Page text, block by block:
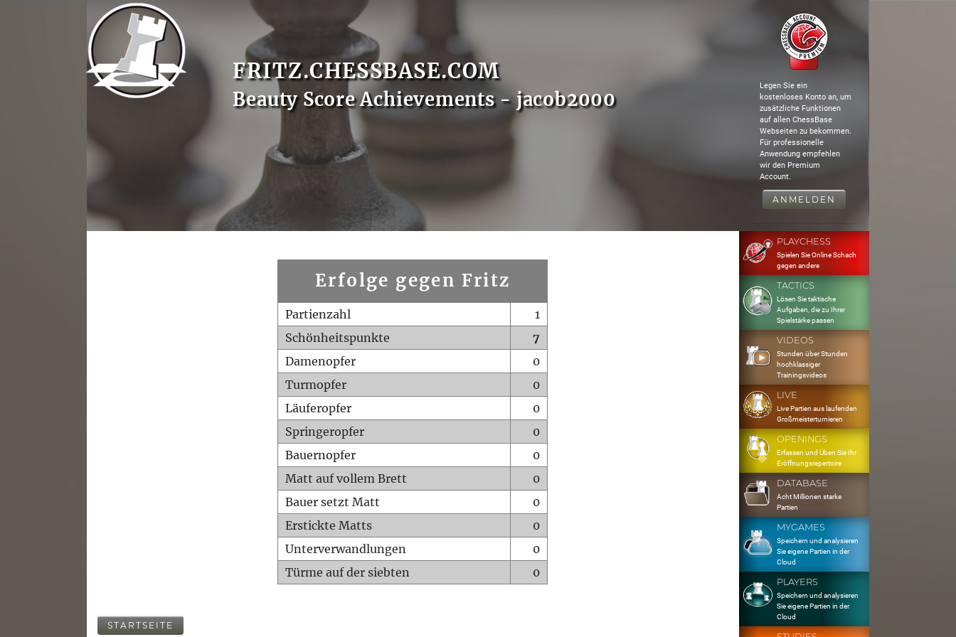
FRITZ.CHESSBASE.COM
Beauty Score Achievements - jacob2000
Legen Sie ein
kostenloses Konto an, um
zusätzliche Funktionen
auf allen ChessBase
Webseiten zu bekommen.
Für professionelle
Anwendung empfehlen
wir den Premium
Account.
ANMELDEN
Erfolge gegen Fritz
Partienzahl
1
Schönheitspunkte
7
Damenopfer
0
Turmopfer
0
Läuferopfer
0
Springeropfer
0
Bauernopfer
0
Matt auf vollem Brett
0
Bauer setzt Matt
0
Erstickte Matts
0
Unterverwandlungen
0
Türme auf der siebten
0
STARTSEITE
PLAYCHESS
Spielen Sie Online Schach
gegen andere
TACTICS
Lösen Sie taktische
Aufgaben, die zu Ihrer
Spielstärke passen
VIDEOS
Stunden über Stunden
hochklassiger
Trainingsvideos
LIVE
Live Partien aus laufenden
Großmeisterturnieren
OPENINGS
Erfassen und Üben Sie Ihr
Eröffnungsrepertoire
DATABASE
Acht Millionen starke
Partien
MYGAMES
Speichern und analysieren
Sie eigene Partien in der
Cloud
PLAYERS
Speichern und analysieren
Sie eigene Partien in der
Cloud